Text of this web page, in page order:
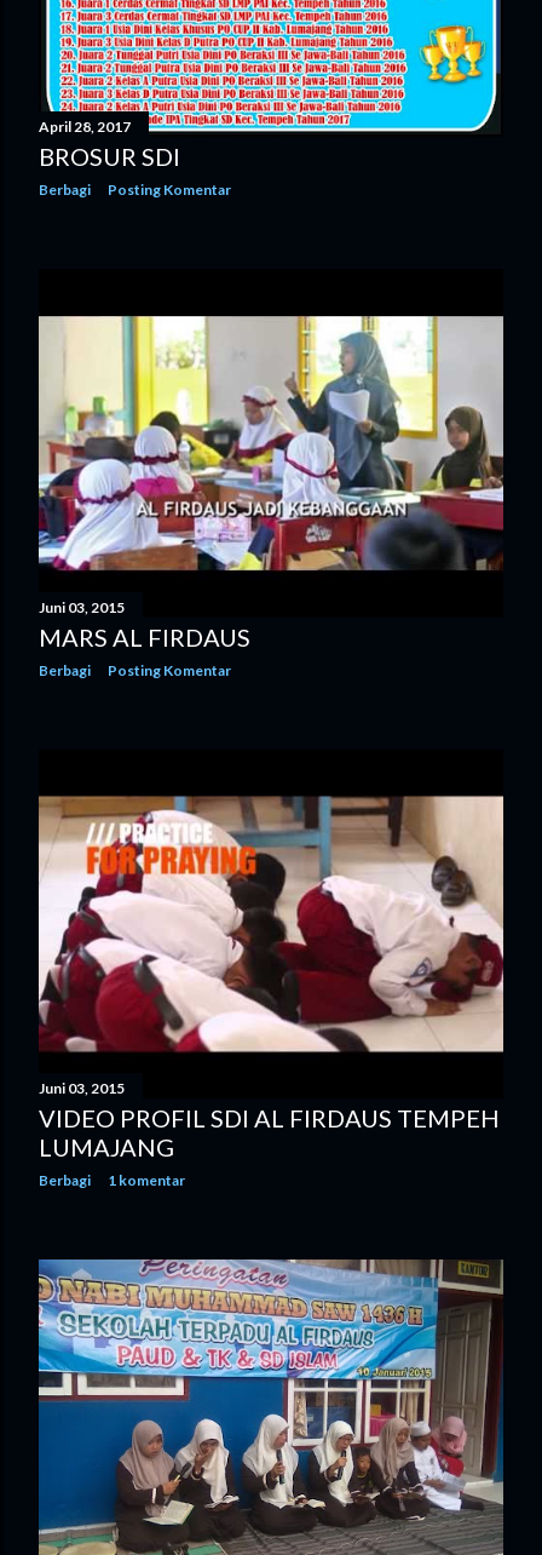
April 28, 2017
BROSUR SDI
Berbagi Posting Komentar
Juni 03, 2015
MARS AL FIRDAUS
Berbagi Posting Komentar
Juni 03, 2015
VIDEO PROFIL SDI AL FIRDAUS TEMPEH
LUMAJANG
Berbagi 1 komentar